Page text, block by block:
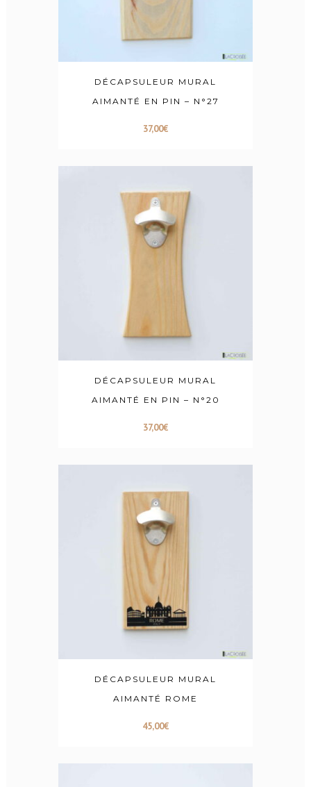
DÉCAPSULEUR MURAL
AIMANTÉ EN PIN – N°27
37,00€
DÉCAPSULEUR MURAL
AIMANTÉ EN PIN – N°20
37,00€
DÉCAPSULEUR MURAL
AIMANTÉ ROME
45,00€